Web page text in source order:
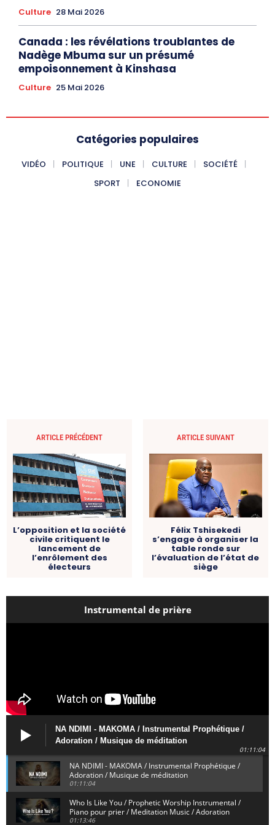
Culture 28 Mai 2026
Canada : les révélations troublantes de
Nadège Mbuma sur un présumé
empoisonnement à Kinshasa
Culture 25 Mai 2026
Catégories populaires
VIDÉO POLITIQUE UNE CULTURE
SOCIÉTÉ
SPORT
ECONOMIE
ARTICLE PRÉCÉDENT
L’opposition et la société
civile critiquent le
lancement de
l’enrôlement des
électeurs
ARTICLE SUIVANT
Félix Tshisekedi
s’engage à organiser la
table ronde sur
l’évaluation de l’état de
siège
Instrumental de prière
NA NDIMI - MAKOMA / Instrumental Prophétique /
Adoration / Musique de méditation
01:11:04
NA NDIMI - MAKOMA / Instrumental Prophétique /
Adoration / Musique de méditation
01:11:04
Who Is Like You / Prophetic Worship Instrumental /
Piano pour prier / Meditation Music / Adoration
01:13:46